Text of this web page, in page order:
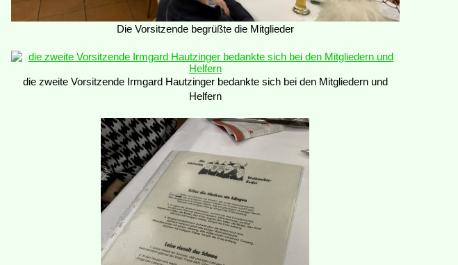
Die Vorsitzende begrüßte die Mitglieder
die zweite Vorsitzende Irmgard Hautzinger bedankte sich bei den Mitgliedern und
Helfern